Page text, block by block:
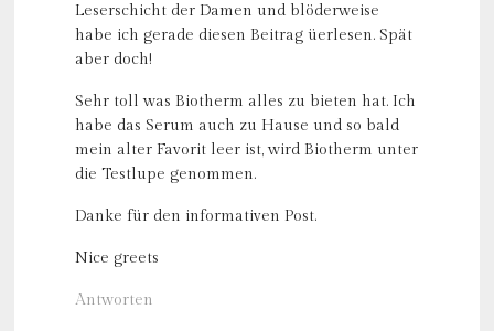
Leserschicht der Damen und blöderweise
habe ich gerade diesen Beitrag üerlesen. Spät
aber doch!
Sehr toll was Biotherm alles zu bieten hat. Ich
habe das Serum auch zu Hause und so bald
mein alter Favorit leer ist, wird Biotherm unter
die Testlupe genommen.
Danke für den informativen Post.
Nice greets
Antworten